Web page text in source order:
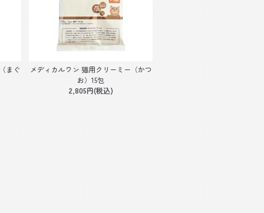
まぐ
メディカルワン 猫用クリーミー（かつ
お）15包
2,805円(税込)